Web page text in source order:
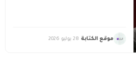
موقع الكتابة 28 يوليو 2026